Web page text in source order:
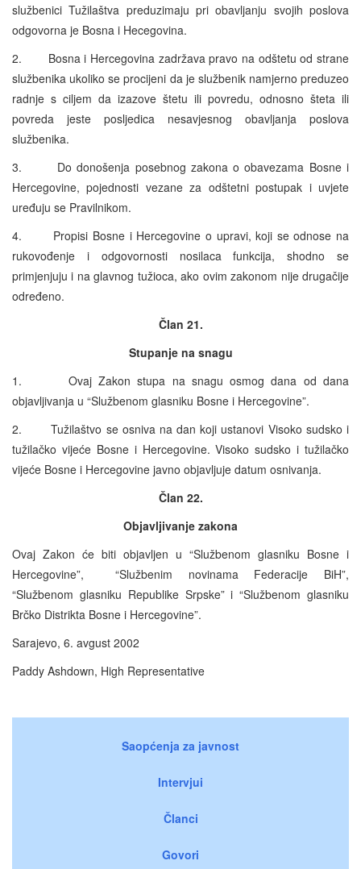
službenici Tužilaštva preduzimaju pri obavljanju svojih poslova
odgovorna je Bosna i Hecegovina.
2. Bosna i Hercegovina zadržava pravo na odštetu od strane
službenika ukoliko se procijeni da je službenik namjerno preduzeo
radnje s ciljem da izazove štetu ili povredu, odnosno šteta ili
povreda jeste posljedica nesavjesnog obavljanja poslova
službenika.
3. Do donošenja posebnog zakona o obavezama Bosne i
Hercegovine, pojednosti vezane za odštetni postupak i uvjete
uređuju se Pravilnikom.
4. Propisi Bosne i Hercegovine o upravi, koji se odnose na
rukovođenje i odgovornosti nosilaca funkcija, shodno se
primjenjuju i na glavnog tužioca, ako ovim zakonom nije drugačije
određeno.
Član 21.
Stupanje na snagu
1. Ovaj Zakon stupa na snagu osmog dana od dana
objavljivanja u “Službenom glasniku Bosne i Hercegovine”.
2. Tužilaštvo se osniva na dan koji ustanovi Visoko sudsko i
tužilačko vijeće Bosne i Hercegovine. Visoko sudsko i tužilačko
vijeće Bosne i Hercegovine javno objavljuje datum osnivanja.
Član 22.
Objavljivanje zakona
Ovaj Zakon će biti objavljen u “Službenom glasniku Bosne i
Hercegovine”, “Službenim novinama Federacije BiH”,
“Službenom glasniku Republike Srpske” i “Službenom glasniku
Brčko Distrikta Bosne i Hercegovine”.
Sarajevo, 6. avgust 2002
Paddy Ashdown, High Representative
Saopćenja za javnost
Intervjui
Članci
Govori